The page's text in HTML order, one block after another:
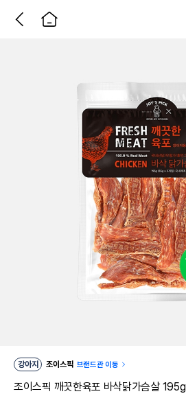
강아지 조이스픽 브랜드관 이동
조이스픽 깨끗한육포 바삭닭가슴살 195g